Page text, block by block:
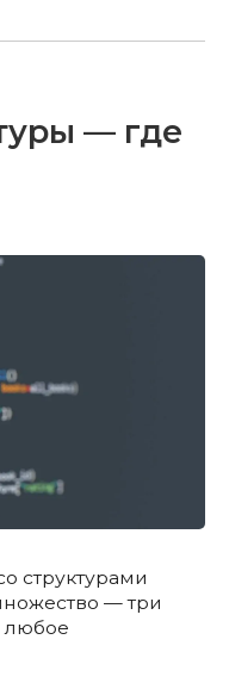
— где
структурами
— три
любое